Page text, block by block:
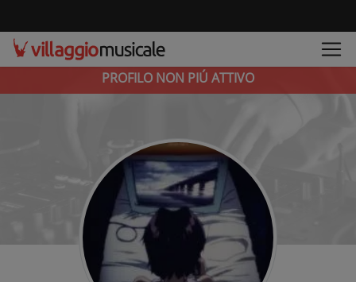
PROFILO NON PIÚ ATTIVO